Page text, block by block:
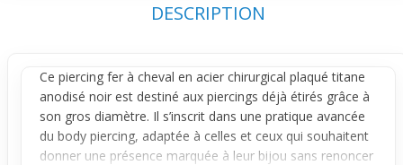
DESCRIPTION
Ce piercing fer à cheval en acier chirurgical plaquétitane
anodisé noir est destiné aux piercings déjà étirés grâce à
son gros diamètre. Il s’inscrit dans une pratique avancée
du body piercing, adaptée à celles et ceux qui souhaitent
donner une présence marquée à leur bijou sans renoncer